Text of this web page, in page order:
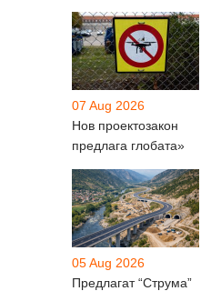
07 Aug 2026
Нов проектозакон
предлага глобата»
05 Aug 2026
Предлагат “Струма”